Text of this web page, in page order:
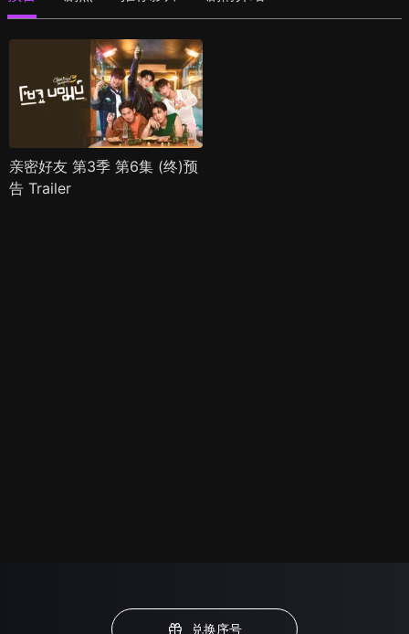
亲密好友 第3季 第6集 (终)预
告 Trailer
兑换序号